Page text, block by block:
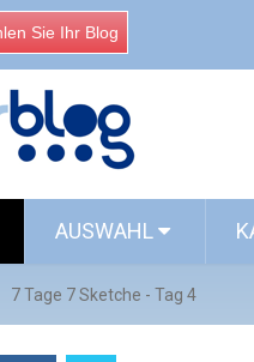
Sie Ihr Blog
AUSWAHL
7 Tage 7 Sketche - Tag 4